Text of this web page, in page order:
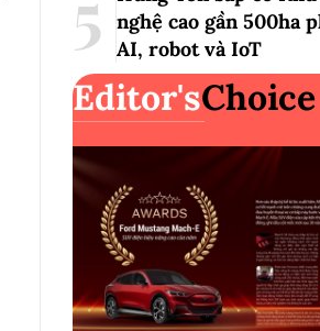
nghệ cao gần 500ha
AI, robot và IoT
Editor'sChoice